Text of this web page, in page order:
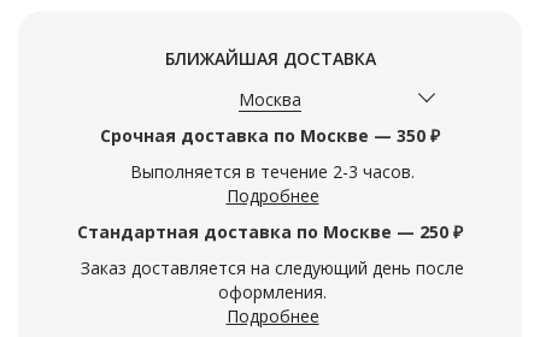
БЛИЖАЙШАЯ ДОСТАВКА
Москва
Срочная доставка по Москве — 350 ₽
Выполняется в течение 2-3 часов.
Подробнее
Стандартная доставка по Москве — 250 ₽
Заказ доставляется на следующий день после
оформления.
Подробнее